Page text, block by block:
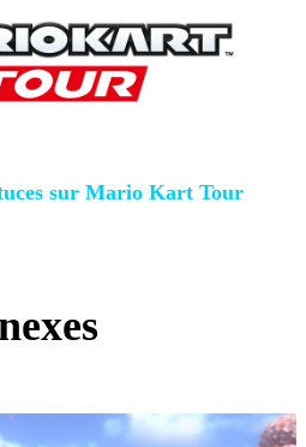
sur Mario Kart Tour